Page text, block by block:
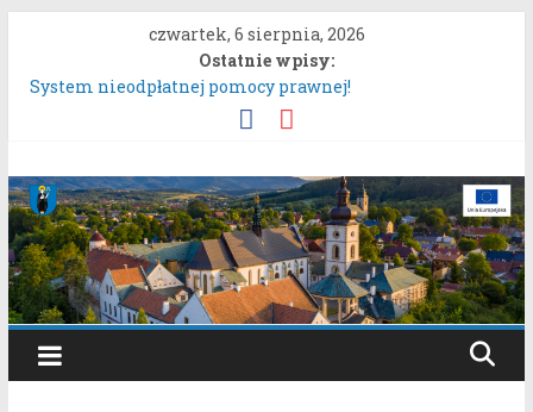
treści
czwartek, 6 sierpnia, 2026
Ostatnie wpisy:
System nieodpłatnej pomocy prawnej!
Konsultacje społeczne dotyczące zmiany „Miejscowego
Konkurs „Moc Bukietów Matki Boskiej Zielnej”.
Rozpoczęcie konsultacji społecznych dotyczących:
projektu zmiany miejscowego planu zagospodarowania
przestrzennego „Miasto Stary Sącz – Plan Nr 1A”.
Gmina
Stary
Sącz
Portal